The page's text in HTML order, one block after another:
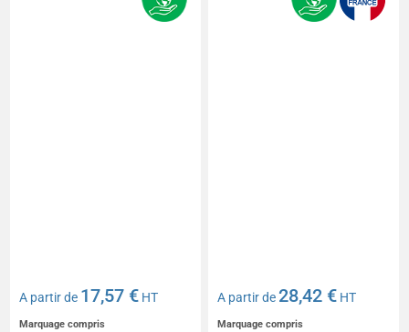
A partir de 17,57 € HT
Marquage compris
A partir de28,42 € HT
Marquage compris